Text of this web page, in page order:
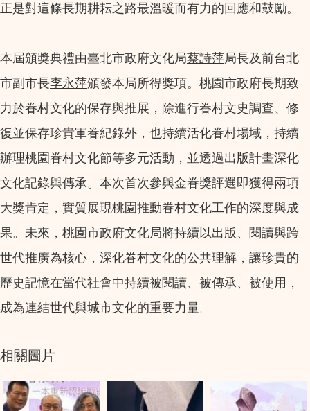
正是對這條長期耕耘之路最溫暖而有力的回應和鼓勵。
本屆頒獎典禮由臺北市政府文化局蔡詩萍局長及前台北
市副市長李永萍頒發本局所得獎項。桃園市政府長期致
力於眷村文化的保存與推展，除進行眷村文史調查、修
復並保存珍貴軍眷紀錄外，也持續活化眷村場域，持續
辦理桃園眷村文化節等多元活動，並透過出版計畫深化
文化記錄與傳承。本次首次參與金眷獎評選即獲得兩項
大獎肯定，實質展現桃園推動眷村文化工作的深度與成
果。未來，桃園市政府文化局將持續以出版、閱讀與跨
世代推廣為核心，深化眷村文化的公共理解，讓珍貴的
歷史記憶在當代社會中持續被閱讀、被傳承、被使用，
成為連結世代與城市文化的重要力量。
相關圖片